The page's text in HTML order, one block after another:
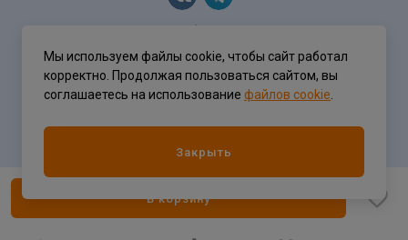
В корзину
Политика конфиденциальности
Мы используем файлы cookie, чтобы сайт работал
корректно. Продолжая пользоваться сайтом, вы
соглашаетесь на использование файлов cookie
Закрыть